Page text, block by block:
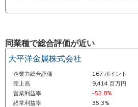
同業種で総合評価が近い
大平洋金属株式会社
企業力総合評価
167 ポイント
売上高
9,414 百万円
営業利益率
-52.8%
経常利益率
35.3%